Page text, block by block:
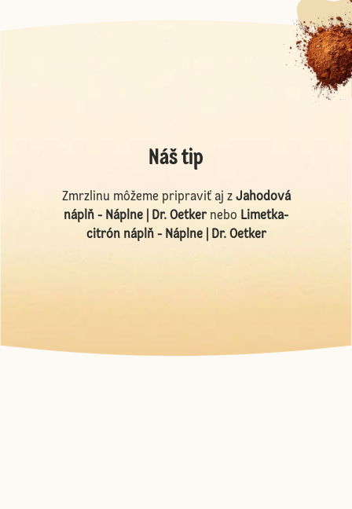
Náš tip
Zmrzlinu môžeme pripraviť aj z Jahodová
náplň - Náplne | Dr. Oetker nebo Limetka-
citrón náplň - Náplne | Dr. Oetker